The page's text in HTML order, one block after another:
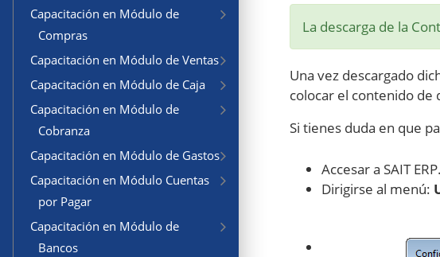
Capacitación en Módulo de
Compras
Capacitación en Módulo de Ventas
Capacitación en Módulo de Caja
Capacitación en Módulo de
Cobranza
Capacitación en Módulo de Gastos
Capacitación en Módulo Cuentas
por Pagar
Capacitación en Módulo de
Bancos
La descarga de la
Una vez descargado
colocar el contenido de
Si tienes duda en que
Accesar a SAIT ERP.
Dirigirse al menú: